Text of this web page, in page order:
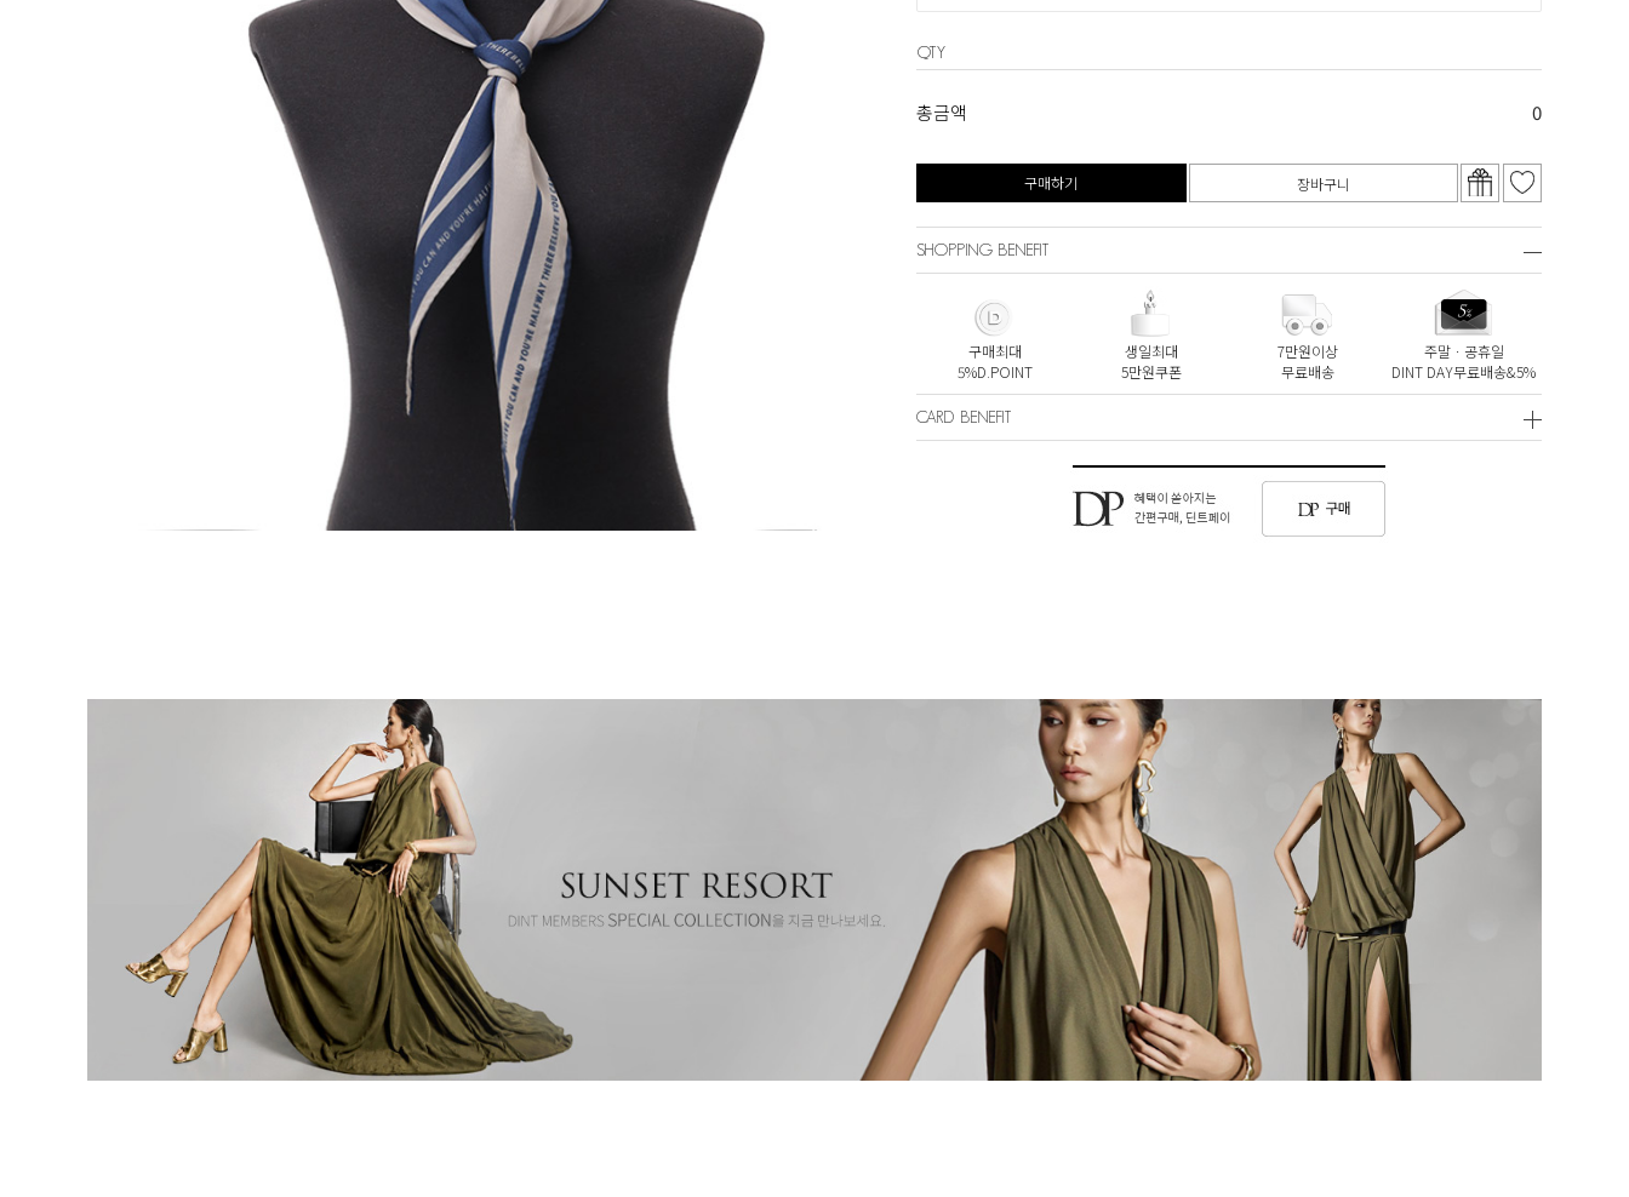
QTY
총금액 0
구매하기 장바구니
SHOPPING BENEFIT
구매최대
5%D.POINT
생일최대
5만원쿠폰
7만원이상
무료배송
주말ㆍ공휴일
DINT DAY무료배송&5%
CARD BENEFIT